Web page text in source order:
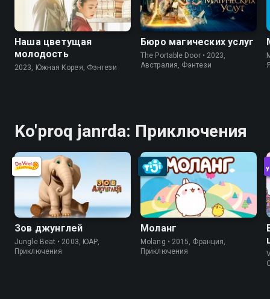
Наша цветущая
молодость
2023, Южная Корея, Фэнтези
Бюро магических услуг
The Portable Door • 2023,
Австралия, Фэнтези
Ko'proq janrda: Приключения
Зов джунглей
Jungle Beat • 2003, ЮАР,
Приключения
Моланг
Molang • 2015, Франция,
Приключения